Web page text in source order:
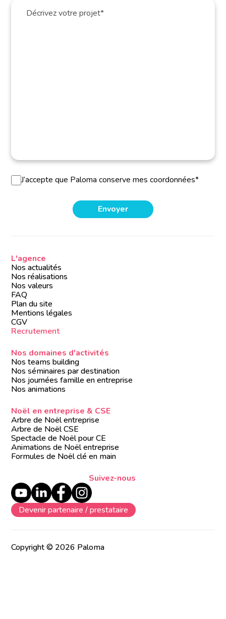
J’accepte que Paloma conserve mes coordonnées*
L'agence
Nos actualités
Nos réalisations
Nos valeurs
FAQ
Plan du site
Mentions légales
CGV
Recrutement
Nos domaines d'activités
Nos teams building
Nos séminaires par destination
Nos journées famille en entreprise
Nos animations
Noël en entreprise & CSE
Arbre de Noël entreprise
Arbre de Noël CSE
Spectacle de Noël pour CE
Animations de Noël entreprise
Formules de Noël clé en main
Suivez-nous
Devenir partenaire / prestataire
Copyright © 2026 Paloma